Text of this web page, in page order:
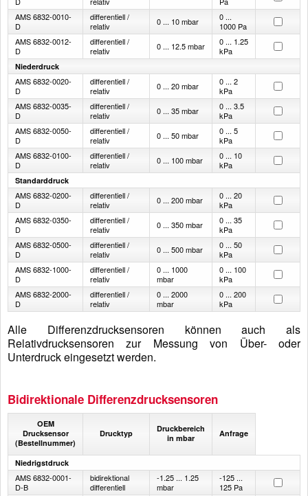
AMS 6832-0010-
D
differentiell /
relativ
0 ... 10 mbar
0 ...
1000 Pa
AMS 6832-0012-
D
differentiell /
relativ
0 ... 12.5 mbar
0 ... 1.25
kPa
Niederdruck
AMS 6832-0020-
D
differentiell /
relativ
0 ... 20 mbar
0 ... 2
kPa
AMS 6832-0035-
D
differentiell /
relativ
0 ... 35 mbar
0 ... 3.5
kPa
AMS 6832-0050-
D
differentiell /
relativ
0 ... 50 mbar
0 ... 5
kPa
AMS 6832-0100-
D
differentiell /
relativ
0 ... 100 mbar
0 ... 10
kPa
Standarddruck
AMS 6832-0200-
D
differentiell /
relativ
0 ... 200 mbar
0 ... 20
kPa
AMS 6832-0350-
D
differentiell /
relativ
0 ... 350 mbar
0 ... 35
kPa
AMS 6832-0500-
D
differentiell /
relativ
0 ... 500 mbar
0 ... 50
kPa
AMS 6832-1000-
D
differentiell /
relativ
0 ... 1000
mbar
0 ... 100
kPa
AMS 6832-2000-
D
differentiell /
relativ
0 ... 2000
mbar
0 ... 200
kPa
Alle Differenzdrucksensoren können auch als
Relativdrucksensoren zur Messung von Über- oder
Unterdruck eingesetzt werden.
Bidirektionale Differenzdrucksensoren
OEM
Drucksensor
(Bestellnummer)
Drucktyp
Druckbereich
in mbar
Anfrage
Niedrigstdruck
AMS 6832-0001-
D-B
bidirektional
differentiell
-1.25 ... 1.25
mbar
-125 ...
125 Pa